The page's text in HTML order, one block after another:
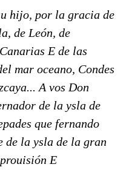
hijo, por la gracia de
de León, de
E de las
mar oceano, Condes
A vos Don
de la ysla de
que fernando
de la ysla de la gran
E